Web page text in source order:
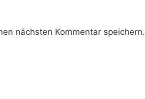
nächsten Kommentar speichern.